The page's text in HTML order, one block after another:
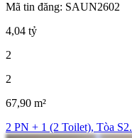
Mã tin đăng: SAUN2602
4,04 tỷ
2
2
67,90 m²
2 PN + 1 (2 Toilet), Tòa